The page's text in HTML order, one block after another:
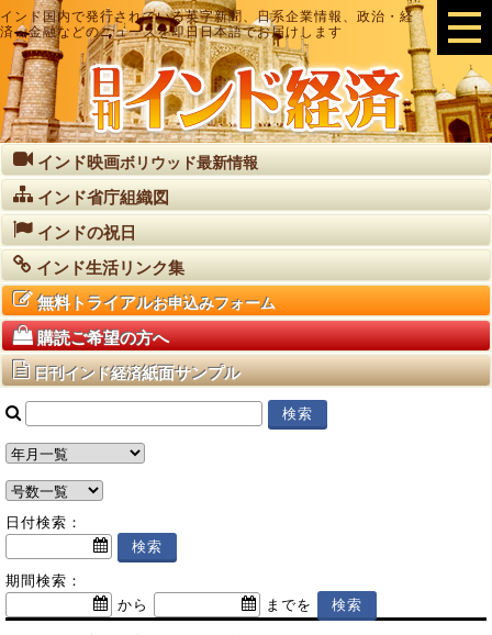
インド国内で発行されている英字新聞、日系企業情報、政治・経
済・金融などのニュースを即日日本語でお届けします
インド映画ボリウッド最新情報
インド省庁組織図
インドの祝日
インド生活リンク集
無料トライアルお申込みフォーム
購読ご希望の方へ
日刊インド経済紙面サンプル
日付検索：
期間検索：
から
までを